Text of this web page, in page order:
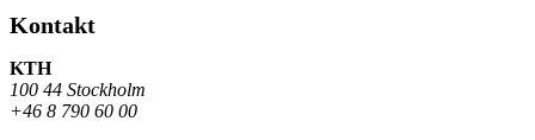
Kontakt
KTH
100 44 Stockholm
+46 8 790 60 00